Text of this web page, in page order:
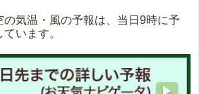
気温・風の予報は、当日9時に予
います。